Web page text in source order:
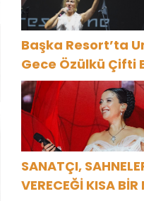
Başka Resort’ta
Gece Özülkü Çifti Bodrum’u
Büyüledi
SANATÇI,
VERECEĞİ KISA